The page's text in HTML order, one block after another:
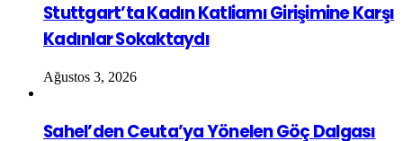
Stuttgart’ta Kadın Katliamı Girişimine Karşı
Kadınlar Sokaktaydı
Ağustos 3, 2026
Sahel’den Ceuta’ya Yönelen Göç Dalgası